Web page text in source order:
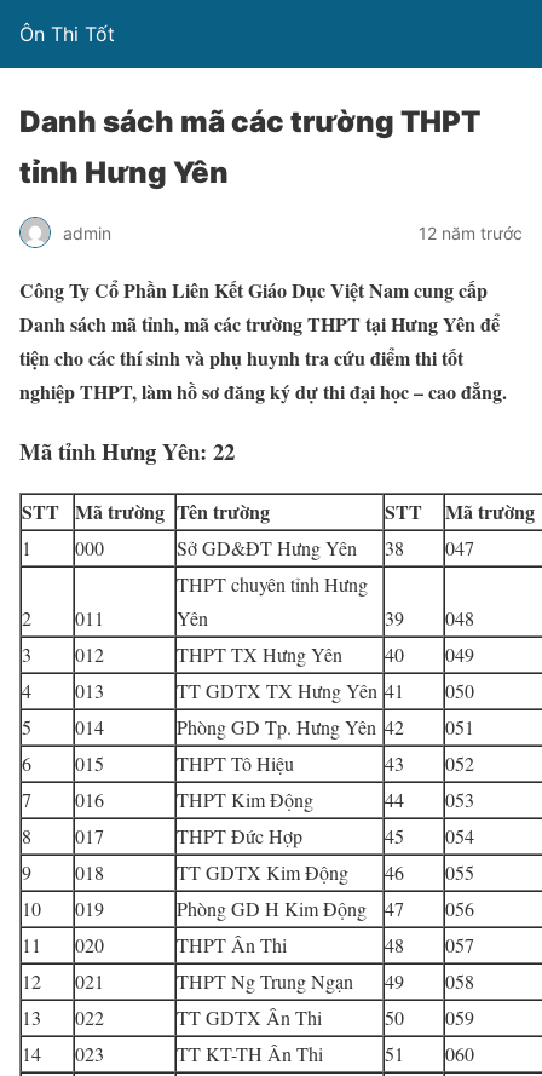
Ôn Thi Tốt
Danh sách mã các trường THPT
tỉnh Hưng Yên
admin 12 năm trước
Công Ty Cổ Phần Liên Kết Giáo Dục Việt Nam cung cấp
Danh sách mã tỉnh, mã các trường THPT tại Hưng Yên để
tiện cho các thí sinh và phụ huynh tra cứu điểm thi tốt
nghiệp THPT, làm hồ sơ đăng ký dự thi đại học – cao đẳng.
Mã tỉnh Hưng Yên: 22
STT Mã trường Tên trường STT Mã trường
1 000 Sở GD&ĐT Hưng Yên 38 047
2 011
THPT chuyên tỉnh Hưng
Yên
39
048
3
012 THPT TX Hưng Yên 40
049
4
013 TT GDTX TX Hưng Yên 41
050
5
014 Phòng GD Tp. Hưng Yên 42
051
6
015 THPT Tô Hiệu 43
052
7
016 THPT Kim Động 44
053
8
017 THPT Đức Hợp 45
054
9
018 TT GDTX Kim Động 46
055
10
019 Phòng GD H Kim Động 47
056
11
020 THPT Ân Thi 48
057
12
021 THPT Ng Trung Ngạn 49
058
13
022 TT GDTX Ân Thi 50
059
14
023 TT KT-TH Ân Thi 51
060